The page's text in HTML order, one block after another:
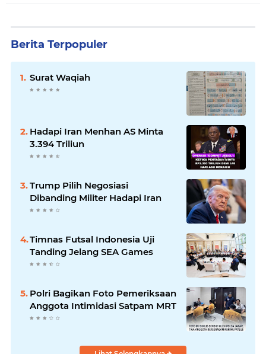
Berita Terpopuler
Surat Waqiah
Hadapi Iran Menhan AS Minta
3.394 Triliun
Trump Pilih Negosiasi
Dibanding Militer Hadapi Iran
Timnas Futsal Indonesia Uji
Tanding Jelang SEA Games
Polri Bagikan Foto Pemeriksaan
Anggota Intimidasi Satpam MRT